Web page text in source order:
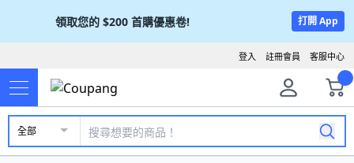
領取您的 $200 首購優惠卷! 打開 App
客服中心
註冊會員
登入
全部